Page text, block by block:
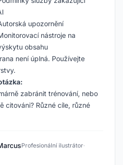
upozornění
nástroje na
obsahu
není úplná. Používejte
zabránit trénování, nebo
citováni? Různé cíle, různé
Profesionální ilustrátor·